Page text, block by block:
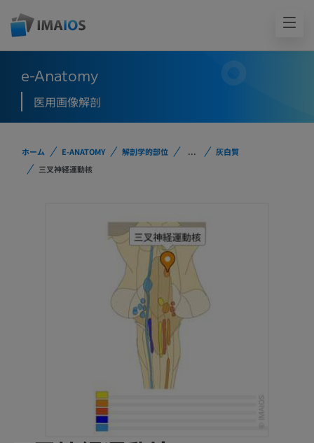
e-Anatomy
医用画像解剖
ホーム E-ANATOMY 解剖学的部位 ...
灰白質
三叉神経運動核